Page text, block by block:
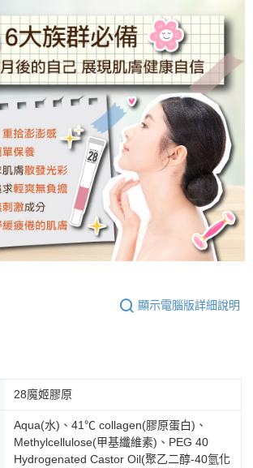
顯示電腦版詳細說明
28魔姬膠原
Aqua(水)、41℃ collagen(膠原蛋白)、
Methylcellulose(甲基纖維素)、PEG 40
Hydrogenated Castor Oil(聚乙二醇-40氫化